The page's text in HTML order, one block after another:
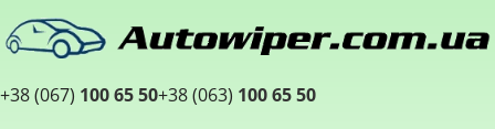
+38 (067) 100 65 50+38 (063) 100 65 50